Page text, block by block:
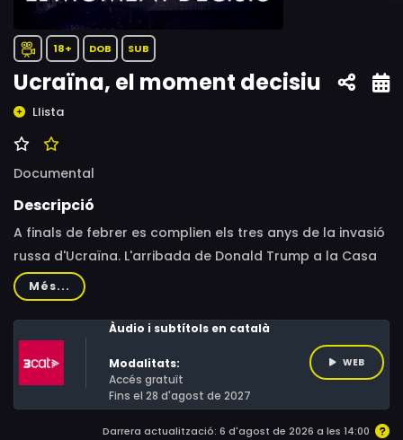
18+ DOB SUB
Ucraïna, el moment decisiu
Llista
Documental
Descripció
A finals de febrer es complien els tres anys de la invasió
russa d'Ucraïna. L'arribada de Donald Trump a la Casa
Blanca ha trasbalsat la comunitat internacional amb les
seves propostes per acabar amb la guerra.
Més...
Àudio i subtítols en català
Modalitats:
Accés gratuït
Fins el 28 d'agost de 2027
WEB
Darrera actualització: 6 d'agost de 2026 a les 14:00